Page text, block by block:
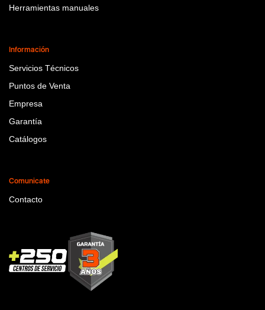
Herramientas manuales
Información
Servicios Técnicos
Puntos de Venta
Empresa
Garantía
Catálogos
Comunicate
Contacto